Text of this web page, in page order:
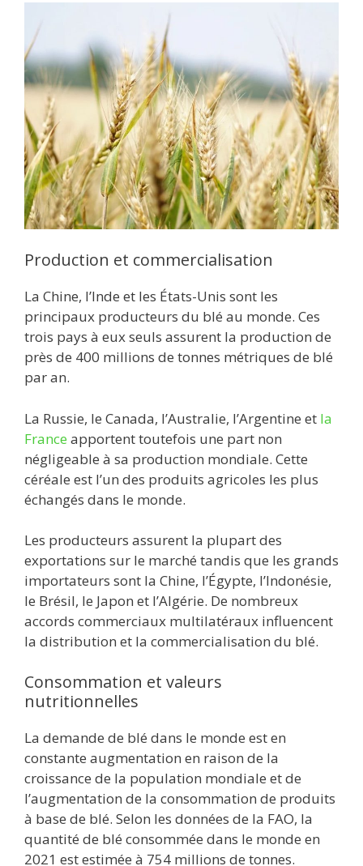
Production et commercialisation
La Chine, l’Inde et les États-Unis sont les
principaux producteurs du blé au monde. Ces
trois pays à eux seuls assurent la production de
près de 400 millions de tonnes métriques de blé
par an.
La Russie, le Canada, l’Australie, l’Argentine et la
France apportent toutefois une part non
négligeable à sa production mondiale. Cette
céréale est l’un des produits agricoles les plus
échangés dans le monde.
Les producteurs assurent la plupart des
exportations sur le marché tandis que les grands
importateurs sont la Chine, l’Égypte, l’Indonésie,
le Brésil, le Japon et l’Algérie. De nombreux
accords commerciaux multilatéraux influencent
la distribution et la commercialisation du blé.
Consommation et valeurs
nutritionnelles
La demande de blé dans le monde est en
constante augmentation en raison de la
croissance de la population mondiale et de
l’augmentation de la consommation de produits
à base de blé. Selon les données de la FAO, la
quantité de blé consommée dans le monde en
2021 est estimée à 754 millions de tonnes.